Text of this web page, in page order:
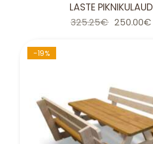
LASTE PIKNIKULAUD
325.25€ Algne
250.00€
-19%